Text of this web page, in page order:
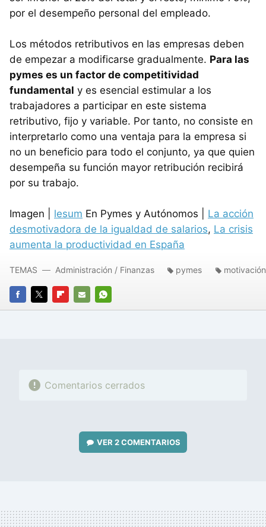
por el desempeño personal del empleado.
Los métodos retributivos en las empresas deben
de empezar a modificarse gradualmente. Para las
pymes es un factor de competitividad
fundamental y es esencial estimular a los
trabajadores a participar en este sistema
retributivo, fijo y variable. Por tanto, no consiste en
interpretarlo como una ventaja para la empresa si
no un beneficio para todo el conjunto, ya que quien
desempeña su función mayor retribución recibirá
por su trabajo.
Imagen | lesum En Pymes y Autónomos | La acción
desmotivadora de la igualdad de salarios, La crisis
aumenta la productividad en España
FACEBOOK
TWITTERFLIPBOARD
E-
WHATSAPP
TEMAS Administración / Finanzas pymes motivación
Comentarios cerrados
VER2 COMENTARIOS